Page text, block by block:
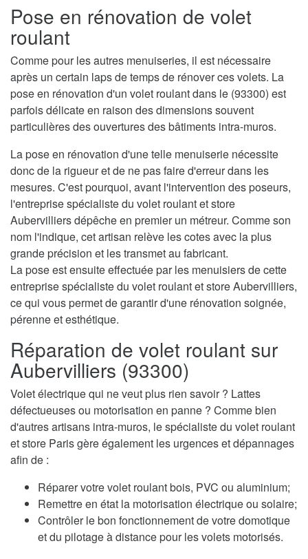
Pose en rénovation de volet
roulant
Comme pour les autres menuiseries, il est nécessaire
après un certain laps de temps de rénover ces volets. La
pose en rénovation d'un volet roulant dans le (93300) est
parfois délicate en raison des dimensions souvent
particulières des ouvertures des bâtiments intra-muros.
La pose en rénovation d'une telle menuiserie nécessite
donc de la rigueur et de ne pas faire d'erreur dans les
mesures. C'est pourquoi, avant l'intervention des poseurs,
l'entreprise spécialiste du volet roulant et store
Aubervilliers dépêche en premier un métreur. Comme son
nom l'indique, cet artisan relève les cotes avec la plus
grande précision et les transmet au fabricant.
La pose est ensuite effectuée par les menuisiers de cette
entreprise spécialiste du volet roulant et store Aubervilliers,
ce qui vous permet de garantir d'une rénovation soignée,
pérenne et esthétique.
Réparation de volet roulant sur
Aubervilliers (93300)
Volet électrique qui ne veut plus rien savoir ? Lattes
défectueuses ou motorisation en panne ? Comme bien
d'autres artisans intra-muros, le spécialiste du volet roulant
et store Paris gère également les urgences et dépannages
afin de :
Réparer votre volet roulant bois, PVC ou aluminium;
Remettre en état la motorisation électrique ou solaire;
Contrôler le bon fonctionnement de votre domotique
et du pilotage à distance pour les volets motorisés.